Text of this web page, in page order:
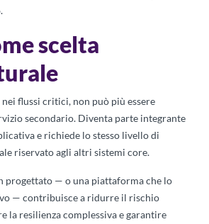
scelta
nei flussi critici, non può più essere
secondario. Diventa parte integrante
e richiede lo stesso livello di
riservato agli altri sistemi core.
progettato — o una piattaforma che lo
— contribuisce a ridurre il rischio
la resilienza complessiva e garantire